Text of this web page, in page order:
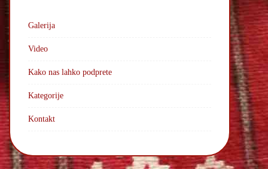
Galerija
Video
Kako nas lahko podprete
Kategorije
Kontakt